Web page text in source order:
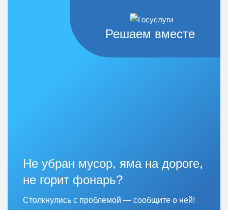
Решаем вместе
Не убран мусор, яма на дороге,
не горит фонарь?
Столкнулись с проблемой — сообщите о ней!